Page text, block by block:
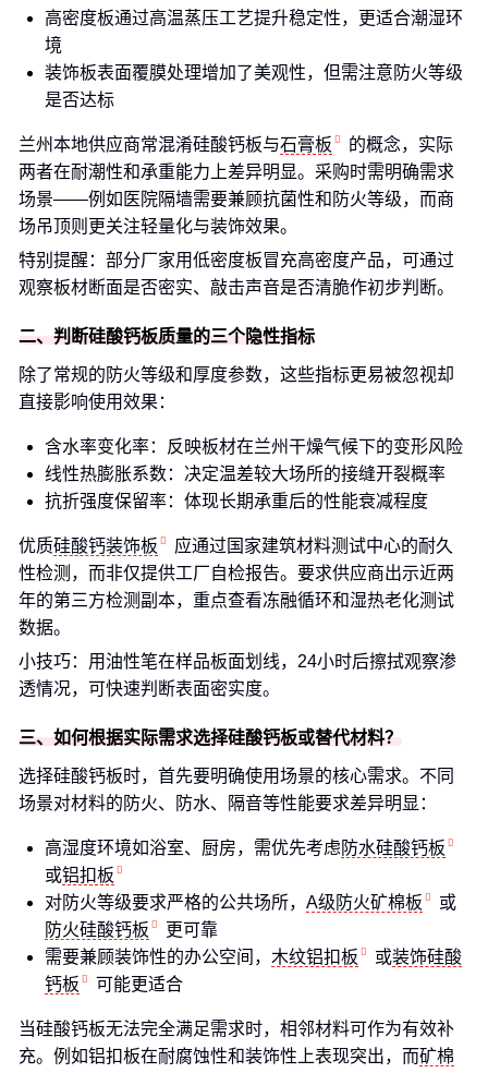
高密度板通过高温蒸压工艺提升稳定性，更适合潮湿环
境
装饰板表面覆膜处理增加了美观性，但需注意防火等级
是否达标
兰州本地供应商常混淆硅酸钙板与石膏板
的概念，实际
两者在耐潮性和承重能力上差异明显。采购时需明确需求
场景——例如医院隔墙需要兼顾抗菌性和防火等级，而商
场吊顶则更关注轻量化与装饰效果。
特别提醒：部分厂家用低密度板冒充高密度产品，可通过
观察板材断面是否密实、敲击声音是否清脆作初步判断。
二、判断硅酸钙板质量的三个隐性指标
除了常规的防火等级和厚度参数，这些指标更易被忽视却
直接影响使用效果：
含水率变化率：反映板材在兰州干燥气候下的变形风险
线性热膨胀系数：决定温差较大场所的接缝开裂概率
抗折强度保留率：体现长期承重后的性能衰减程度
优质硅酸钙装饰板
应通过国家建筑材料测试中心的耐久
性检测，而非仅提供工厂自检报告。要求供应商出示近两
年的第三方检测副本，重点查看冻融循环和湿热老化测试
数据。
小技巧：用油性笔在样品板面划线，24小时后擦拭观察渗
透情况，可快速判断表面密实度。
三、如何根据实际需求选择硅酸钙板或替代材料？
选择硅酸钙板时，首先要明确使用场景的核心需求。不同
场景对材料的防火、防水、隔音等性能要求差异明显：
高湿度环境如浴室、厨房，需优先考虑 防水硅酸钙板
或铝扣板
对防火等级要求严格的公共场所， A级防火矿棉板
或
防火硅酸钙板
更可靠
需要兼顾装饰性的办公空间， 木纹铝扣板 或装饰硅酸
钙板
可能更适合
当硅酸钙板无法完全满足需求时，相邻材料可作为有效补
充。例如铝扣板在耐腐蚀性和装饰性上表现突出，而矿棉